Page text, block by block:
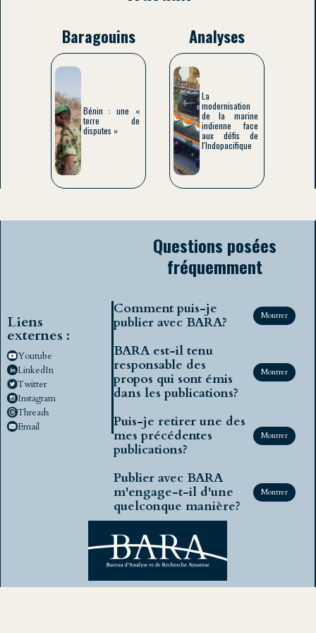
Analyses
La
modernisation
de la marine
indienne face
aux défis de
l'Indopacifique
Baragouins
Bénin : une «
terre de
disputes »
Liens
externes :
Youtube
LinkedIn
Twitter
Instagram
Threads
Email
Questions posées
fréquemment
Comment puis-je
publier avec BARA?
Montrer
BARA est-il tenu
responsable des
propos qui sont émis
dans les publications?
Montrer
Puis-je retirer une des
mes précédentes
publications?
Montrer
Publier avec BARA
m'engage-t-il d'une
quelconque manière?
Montrer